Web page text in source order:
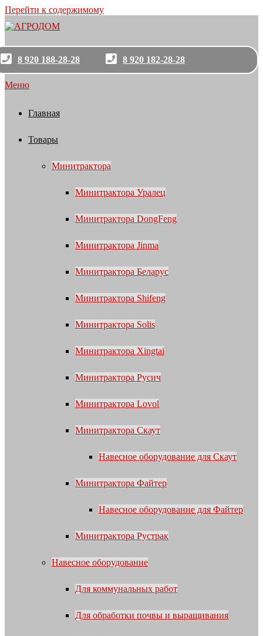
Перейти к содержимому
8 920 188-28-28 8 920 182-28-28
Меню
Главная
Товары
Минитрактора
Минитрактора Уралец
Минитрактора DongFeng
Минитрактора Jinma
Минитрактора Беларус
Минитрактора Shifeng
Минитрактора Solis
Минитрактора Xingtai
Минитрактора Русич
Минитрактора Lovol
Минитрактора Скаут
Навесное оборудование для Скаут
Минитрактора Файтер
Навесное оборудование для Файтер
Минитрактора Рустрак
Навесное оборудование
Для коммунальных работ
Для обработки почвы и выращивания